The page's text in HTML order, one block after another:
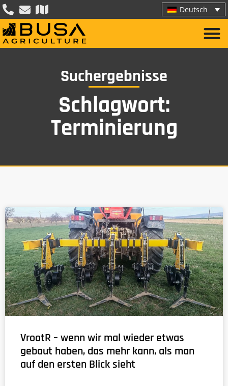
Deutsch
Suchergebnisse
Schlagwort:
Terminierung
VrootR – wenn wir mal wieder etwas
gebaut haben, das mehr kann, als man
auf den ersten Blick sieht